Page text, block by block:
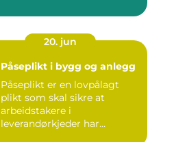
20. jun
Påseplikt i bygg og anlegg
Påseplikt er en lovpålagt
plikt som skal sikre at
arbeidstakere i
leverandørkjeder har